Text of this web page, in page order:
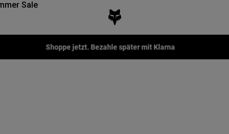
Sale
Shoppe jetzt. Bezahle später mit Klarna